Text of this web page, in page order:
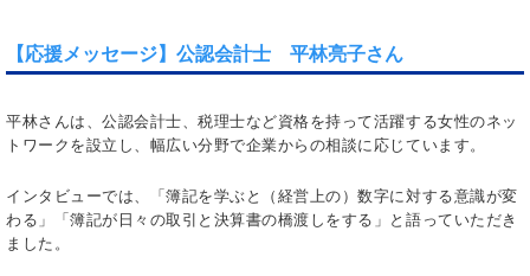
【応援メッセージ】公認会計士 平林亮子さん
平林さんは、公認会計士、税理士など資格を持って活躍する女性のネッ
トワークを設立し、幅広い分野で企業からの相談に応じています。
インタビューでは、「簿記を学ぶと（経営上の）数字に対する意識が変
わる」「簿記が日々の取引と決算書の橋渡しをする」と語っていただき
ました。